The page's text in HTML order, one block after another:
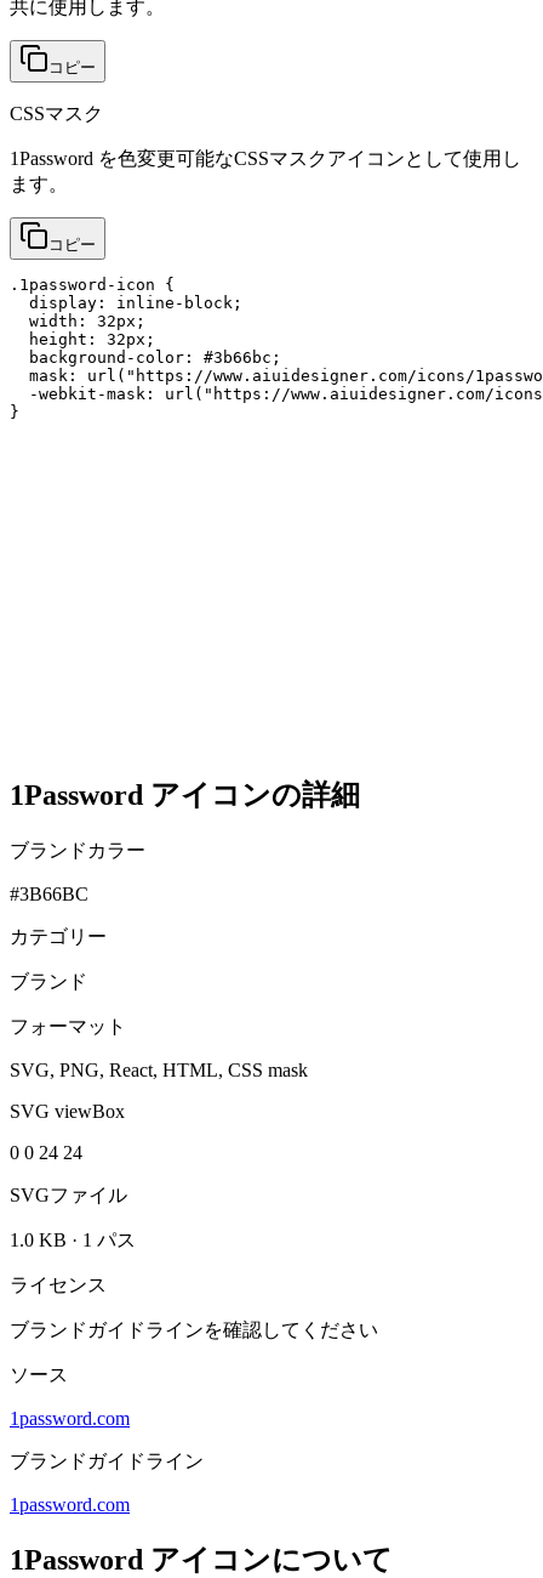
共に使用します。
コピー
CSSマスク
1Password を色変更可能なCSSマスクアイコンとして使用し
ます。
コピー
.1password-icon {
  display: inline-block;
  width: 32px;
  height: 32px;
  background-color: #3b66bc;
mask: url("https://www.aiuidesigner.com/icons/
-webkit-mask: url("https://www.aiuidesigner.com/
}
1Password アイコンの詳細
ブランドカラー
#3B66BC
カテゴリー
ブランド
フォーマット
SVG, PNG, React, HTML, CSS mask
SVG viewBox
0 0 24 24
SVGファイル
1.0 KB · 1 パス
ライセンス
ブランドガイドラインを確認してください
ソース
1password.com
ブランドガイドライン
1password.com
1Password アイコンについて